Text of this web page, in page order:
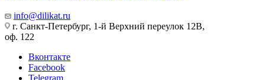
info@dilikat.ru
г. Санкт-Петербург, 1-й Верхний переулок 12В,
оф. 122
Вконтакте
Facebook
Telegram